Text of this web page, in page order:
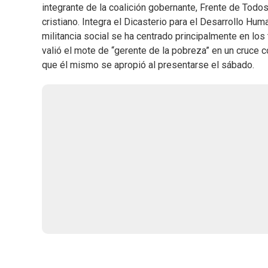
integrante de la coalición gobernante, Frente de
cristiano. Integra el Dicasterio para el Desarrollo
militancia social se ha centrado principalmente en
valió el mote de “gerente de la pobreza” en un
que él mismo se apropió al presentarse el sábado.